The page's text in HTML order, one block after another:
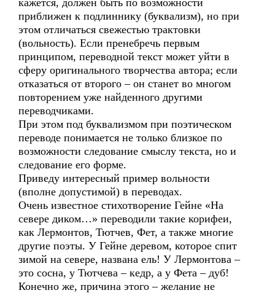
кажется, должен быть по возможности
приближен к подлиннику (буквализм), но при
этом отличаться свежестью трактовки
(вольность). Если пренебречь первым
принципом, переводной текст может уйти в
сферу оригинального творчества автора; если
отказаться от второго – он станет во многом
повторением уже найденного другими
переводчиками.
При этом под буквализмом при поэтическом
переводе понимается не только близкое по
возможности следование смыслу текста, но и
следование его форме.
Приведу интересный пример вольности
(вполне допустимой) в переводах.
Очень известное стихотворение Гейне «На
севере диком…» переводили такие корифеи,
как Лермонтов, Тютчев, Фет, а также многие
другие поэты. У Гейне деревом, которое спит
зимой на севере, названа ель! У Лермонтова –
это сосна, у Тютчева – кедр, а у Фета – дуб!
Конечно же, причина этого – желание не